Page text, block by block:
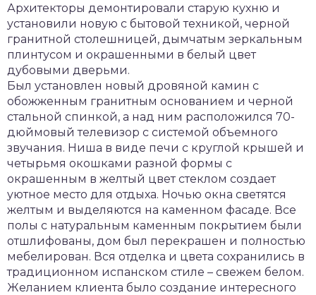
Архитекторы демонтировали старую кухню и
установили новую с бытовой техникой, черной
гранитной столешницей, дымчатым зеркальным
плинтусом и окрашенными в белый цвет
дубовыми дверьми.
Был установлен новый дровяной камин с
обожженным гранитным основанием и черной
стальной спинкой, а над ним расположился 70-
дюймовый телевизор с системой объемного
звучания. Ниша в виде печи с круглой крышей и
четырьмя окошками разной формы с
окрашенным в желтый цвет стеклом создает
уютное место для отдыха. Ночью окна светятся
желтым и выделяются на каменном фасаде. Все
полы с натуральным каменным покрытием были
отшлифованы, дом был перекрашен и полностью
мебелирован. Вся отделка и цвета сохранились в
традиционном испанском стиле – свежем белом.
Желанием клиента было создание интересного